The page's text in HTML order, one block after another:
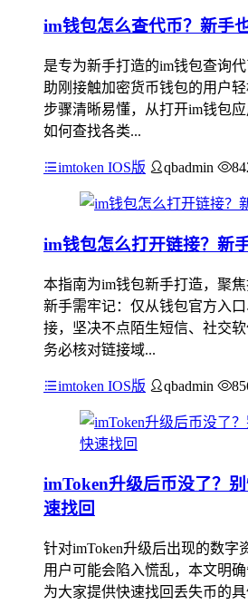
im钱包怎么查代币？新手
是专为新手打造的im钱包查询
助刚接触加密货币钱包的用户
步骤清晰易懂，从打开im钱包
如何查找各类...
imtoken IOS版 qbadmin
im钱包怎么打开链接？新
本指南为im钱包新手打造，聚焦
新手需牢记：仅从钱包官方入
接，坚决不点陌生短信、社交
务必核对链接域...
imtoken IOS版 qbadmin
imToken升级后币没了？
速找回
针对imToken升级后出现的数字
用户可能会陷入慌乱，本文明
为大家提供快速找回丢失币的